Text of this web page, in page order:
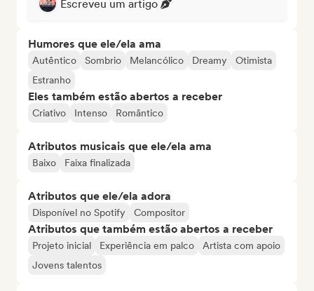
Escreveu um artigo
Humores que ele/ela ama
Autêntico Sombrio Melancólico Dreamy
Otimista
Estranho
Eles também estão abertos a receber
Criativo Intenso Romântico
Atributos musicais que ele/ela ama
Baixo Faixa finalizada
Atributos que ele/ela adora
Disponível no Spotify Compositor
Atributos que também estão abertos a receber
Projeto inicial Experiência em palco
Artista com apoio
Jovens talentos